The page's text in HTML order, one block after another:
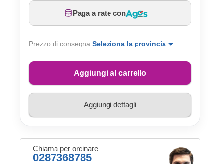
Paga a rate con
Prezzo di consegna Seleziona la provincia
Aggiungi al carrello
Aggiungi dettagli
Chiama per ordinare
0287368785